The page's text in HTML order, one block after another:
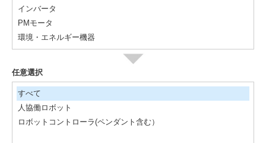
インバータ
PMモータ
環境・エネルギー機器
任意選択
すべて
人協働ロボット
ロボットコントローラ(ペンダント含む）